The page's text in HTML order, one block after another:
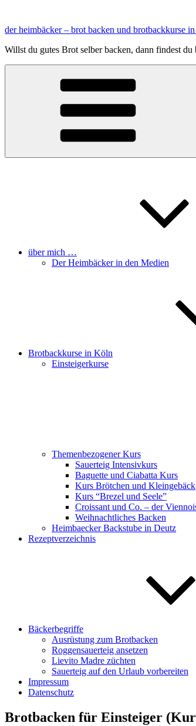
springen
der heimbäcker – brot backen und brotbackkurse
Willst du gutes Brot selber backen, dann findest
über mich …
Der Heimbäcker in den Medien
Brotbackkurse in Köln
Einsteigerkurse
Themenbezogener Kurs
Sauerteig Intensivkurs
Baguette und Ciabatta Kurs
Kurs Brötchen und Kleingebäck
Kurs “Brezel und Seele”
Croissant und Co. – der
Weihnachtliches Backen
Heimbaecker Backstube in Deutz
Rezeptverzeichnis
Bäckerbegriffe
Ausrüstung zum Brotbacken
Roggensauerteig ansetzen
Lievito Madre züchten
Sauerteig auf den Urlaub vorbereiten
Impressum
Datenschutz
Brotbacken für Einsteiger